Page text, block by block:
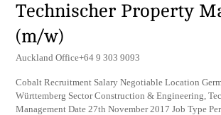
Technischer Property
(m/w)
Auckland Office+64 9 303 9093
Cobalt Recruitment Salary Negotiable Location
Württemberg Sector Construction & Engineering,
Management Date 27th November 2017 Job Type